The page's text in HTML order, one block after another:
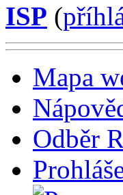
ISP (
Mapa
Odběr